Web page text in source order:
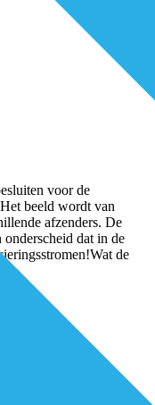
voor de
beeld wordt van
afzenders. De
dat in de
de
...